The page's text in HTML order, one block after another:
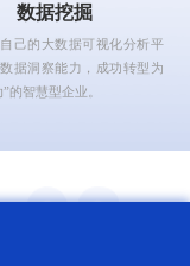
数据挖掘
己的大数据可视化分析平
据洞察能力，成功转型为
的智慧型企业。